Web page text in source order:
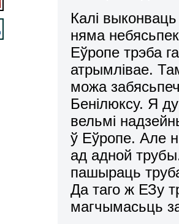
Калі
няма
Еўропе трэба
атрымлівае.
можа
Бенілюксу. Я
вельмі
ў Еўропе. Але
ад адной
пашыраць
Да таго ж ЕЗу
магчымасьць